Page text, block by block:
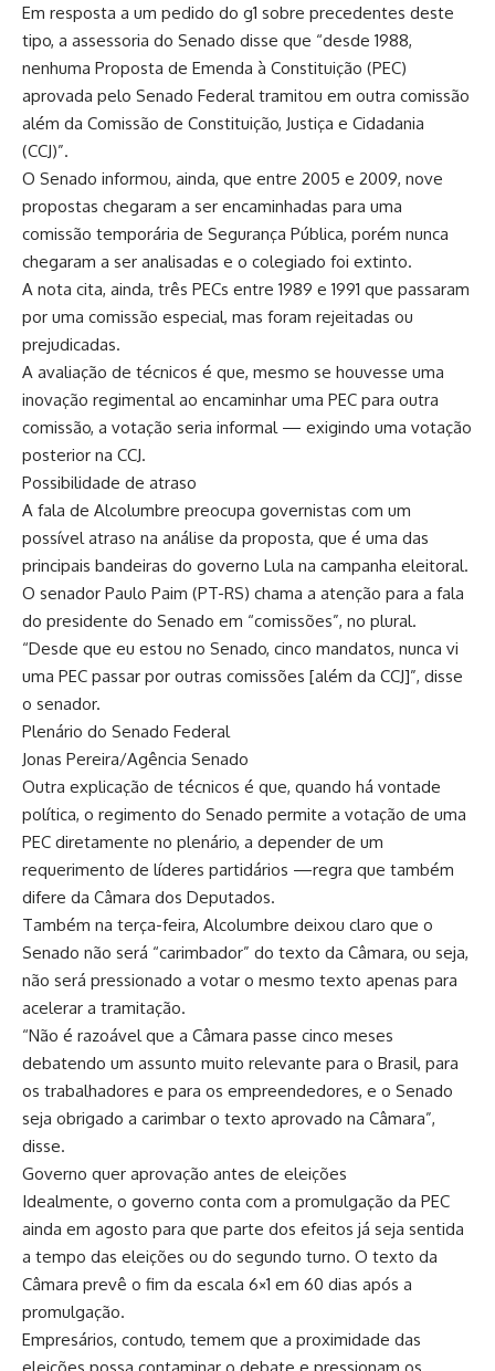
Em resposta a um pedido do g1 sobre precedentes deste
tipo, a assessoria do Senado disse que “desde 1988,
nenhuma Proposta de Emenda à Constituição (PEC)
aprovada pelo Senado Federal tramitou em outra comissão
além da Comissão de Constituição, Justiça e Cidadania
(CCJ)”.
O Senado informou, ainda, que entre 2005 e 2009, nove
propostas chegaram a ser encaminhadas para uma
comissão temporária de Segurança Pública, porém nunca
chegaram a ser analisadas e o colegiado foi extinto.
A nota cita, ainda, três PECs entre 1989 e 1991 que passaram
por uma comissão especial, mas foram rejeitadas ou
prejudicadas.
A avaliação de técnicos é que, mesmo se houvesse uma
inovação regimental ao encaminhar uma PEC para outra
comissão, a votação seria informal — exigindo uma votação
posterior na CCJ.
Possibilidade de atraso
A fala de Alcolumbre preocupa governistas com um
possível atraso na análise da proposta, que é uma das
principais bandeiras do governo Lula na campanha eleitoral.
O senador Paulo Paim (PT-RS) chama a atenção para a fala
do presidente do Senado em “comissões”, no plural.
“Desde que eu estou no Senado, cinco mandatos, nunca vi
uma PEC passar por outras comissões [além da CCJ]”, disse
o senador.
Plenário do Senado Federal
Jonas Pereira/Agência Senado
Outra explicação de técnicos é que, quando há vontade
política, o regimento do Senado permite a votação de uma
PEC diretamente no plenário, a depender de um
requerimento de líderes partidários —regra que também
difere da Câmara dos Deputados.
Também na terça-feira, Alcolumbre deixou claro que o
Senado não será “carimbador” do texto da Câmara, ou seja,
não será pressionado a votar o mesmo texto apenas para
acelerar a tramitação.
“Não é razoável que a Câmara passe cinco meses
debatendo um assunto muito relevante para o Brasil, para
os trabalhadores e para os empreendedores, e o Senado
seja obrigado a carimbar o texto aprovado na Câmara”,
disse.
Governo quer aprovação antes de eleições
Idealmente, o governo conta com a promulgação da PEC
ainda em agosto para que parte dos efeitos já seja sentida
a tempo das eleições ou do segundo turno. O texto da
Câmara prevê o fim da escala 6×1 em 60 dias após a
promulgação.
Empresários, contudo, temem que a proximidade das